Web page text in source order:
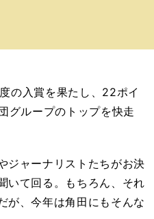
の入賞を果たし、22ポイ
グループのトップを快走
ジャーナリストたちがお決
いて回る。もちろん、それ
が、今年は角田にもそんな